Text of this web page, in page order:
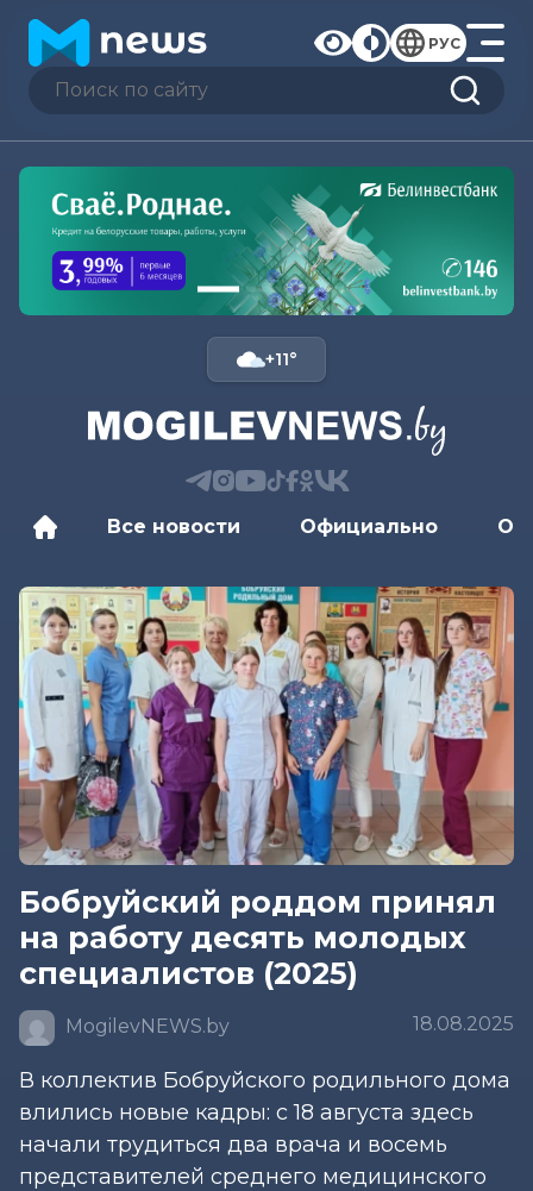
РУС
+11°
Все новости Официально
Бобруйский роддом принял
на работу десять молодых
специалистов (2025)
MogilevNEWS.by 18.08.2025
В коллектив Бобруйского родильного дома
влились новые кадры: с 18 августа здесь
начали трудиться два врача и восемь
представителей среднего медицинского